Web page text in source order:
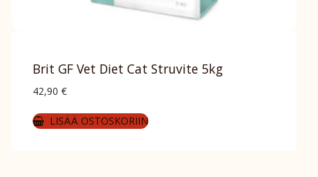
Brit GF Vet Diet Cat Struvite 5kg
42,90 €
LISÄÄ OSTOSKORIIN